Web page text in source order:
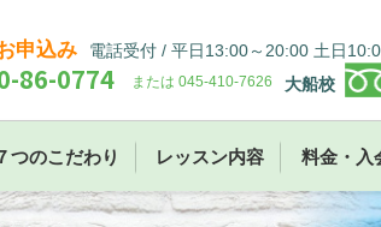
申込み
電話受付 / 平日13:00～20:00 土日
86-0774 または 045-410-7626 大船校
つのこだわり レッスン内容 料金・入